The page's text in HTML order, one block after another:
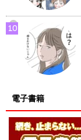
電子書籍